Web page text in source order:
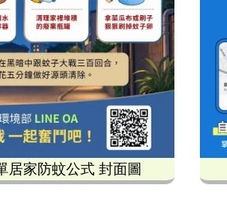
居家防蚊公式 封面圖
超簡單居家防蚊公式」宣傳圖卡這